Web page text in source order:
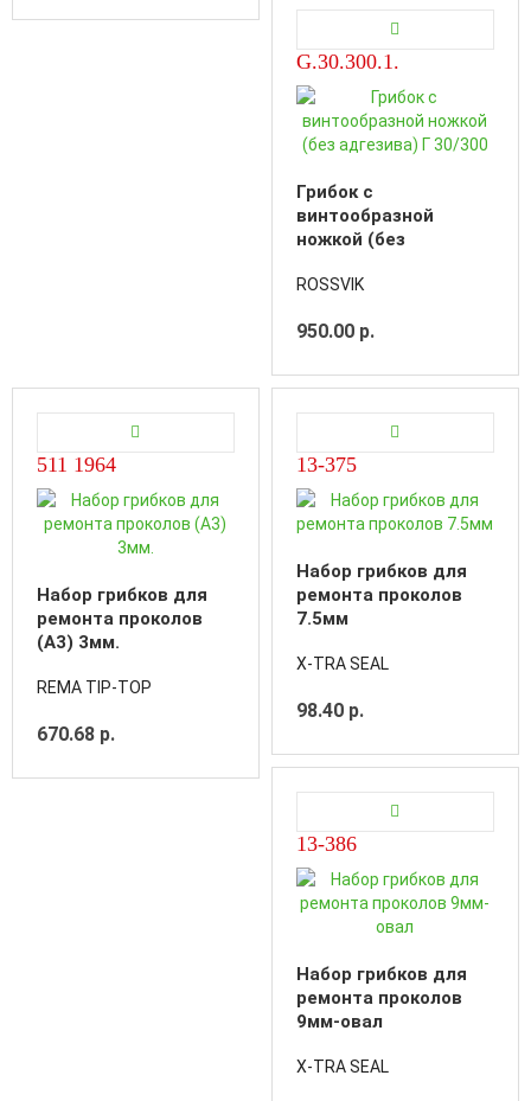
G.30.300.1.
Грибок с
винтообразной
ножкой (без
ROSSVIK
950.00 р.
511 1964
Набор грибков для
ремонта проколов
(А3) 3мм.
REMA TIP-TOP
670.68 р.
13-375
Набор грибков для
ремонта проколов
7.5мм
X-TRA SEAL
98.40 р.
13-386
Набор грибков для
ремонта проколов
9мм-овал
X-TRA SEAL